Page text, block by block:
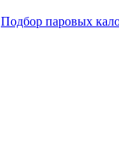
Подбор паровых